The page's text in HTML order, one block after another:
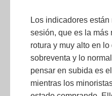
Los indicadores
sesión, que es la más
rotura y muy alto en
sobreventa y lo
pensar en subida es
mientras los